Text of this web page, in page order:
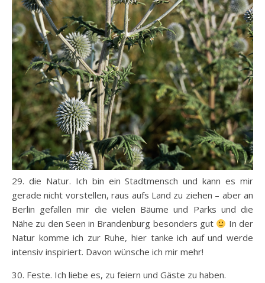
29. die Natur. Ich bin ein Stadtmensch und kann es mir
gerade nicht vorstellen, raus aufs Land zu ziehen – aber an
Berlin gefallen mir die vielen Bäume und Parks und die
Nähe zu den Seen in Brandenburg besonders gut
In der
Natur komme ich zur Ruhe, hier tanke ich auf und werde
intensiv inspiriert. Davon wünsche ich mir mehr!
30. Feste. Ich liebe es, zu feiern und Gäste zu haben.